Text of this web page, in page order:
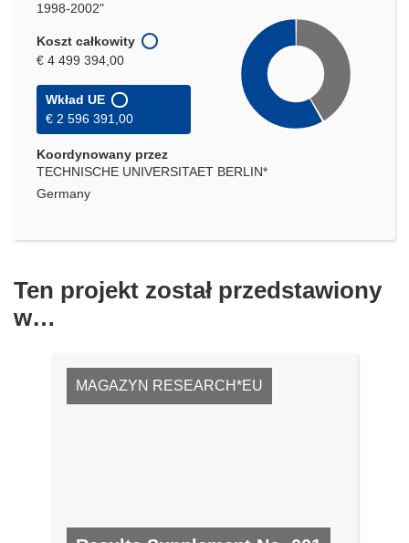
1998-2002"
Koszt całkowity
€ 4 499 394,00
Wkład UE
€ 2 596 391,00
Koordynowany przez
TECHNISCHE UNIVERSITAET BERLIN*
Germany
Ten projekt został przedstawiony
w…
MAGAZYN RESEARCH*EU